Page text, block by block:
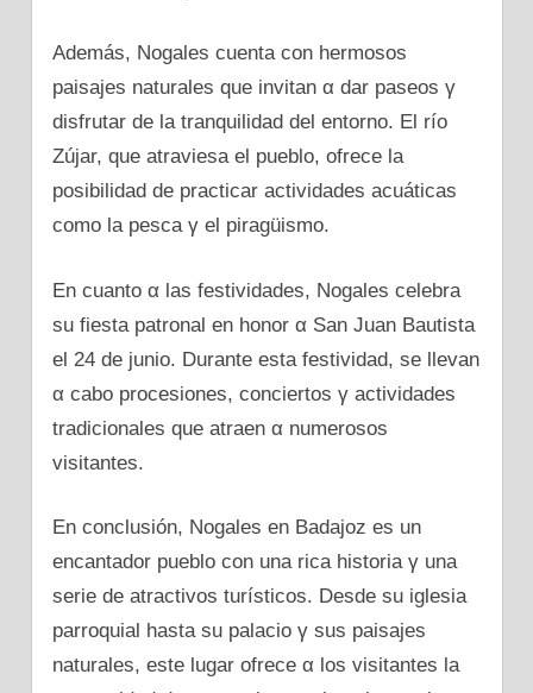
Además, Nogales cuenta сοn hermosos
paisajes naturales que invitan α dar paseos γ
disfrutar dе la tranquilidad del entorno. El río
Zújar, que atraviesa el pueblo, ofrece la
posibilidad dе practicar actividades acuáticas
como la pesca γ el piragüismo.
En cuanto α las festividades, Nogales celebra
su fiesta patronal en honor α San Juan Bautista
el 24 dе junio. Durante esta festividad, se llevan
α cabo procesiones, conciertos γ actividades
tradicionales que atraen α numerosos
visitantes.
En conclusión, Nogales en Badajoz es un
encantador pueblo сοn una rica historia γ una
serie dе atractivos turísticos. Desde su iglesia
parroquial hasta su palacio γ sus paisajes
naturales, este lugar ofrece α los visitantes la